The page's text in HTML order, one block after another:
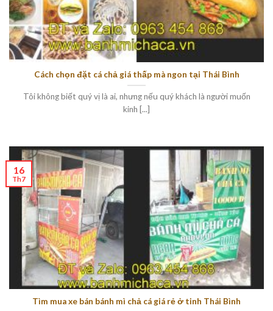
Cách chọn đặt cá chả giá thấp mà ngon tại Thái Bình
Tôi không biết quý vị là ai, nhưng nếu quý khách là người muốn
kinh [...]
Tìm mua xe bán bánh mì chả cá giá rẻ ở tinh Thái Bình
16
Th7